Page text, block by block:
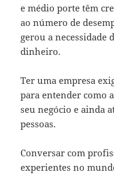
e médio porte têm
ao número de
gerou a necessidade
dinheiro.
Ter uma empresa
para entender como
seu negócio e ainda
pessoas.
Conversar com
experientes no